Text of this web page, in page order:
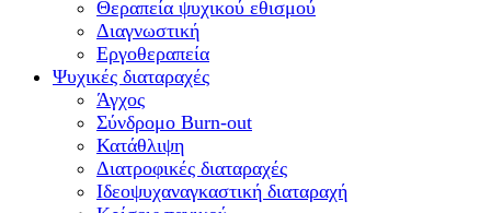
Θεραπεία ψυχικού εθισμού
Διαγνωστική
Εργοθεραπεία
Ψυχικές διαταραχές
Άγχος
Σύνδρομο Burn-out
Κατάθλιψη
Διατροφικές διαταραχές
Ιδεοψυχαναγκαστική διαταραχή